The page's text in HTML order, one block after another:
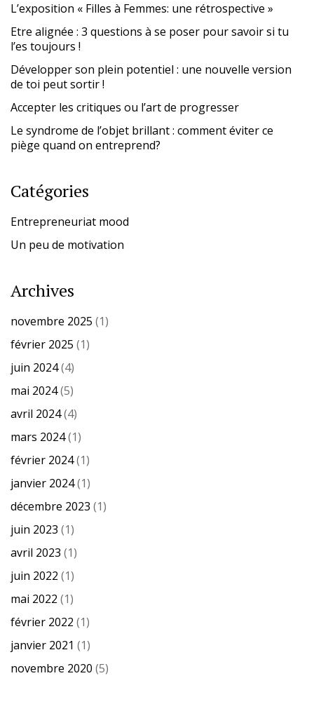
L’exposition « Filles à Femmes: une rétrospective »
Etre alignée : 3 questions à se poser pour savoir si tu
l’es toujours !
Développer son plein potentiel : une nouvelle version
de toi peut sortir !
Accepter les critiques ou l’art de progresser
Le syndrome de l’objet brillant : comment éviter ce
piège quand on entreprend?
Catégories
Entrepreneuriat mood
Un peu de motivation
Archives
novembre 2025 (1)
février 2025 (1)
juin 2024(4)
mai 2024(5)
avril 2024(4)
mars 2024(1)
février 2024(1)
janvier 2024(1)
décembre 2023 (1)
juin 2023 (1)
avril 2023 (1)
juin 2022 (1)
mai 2022 (1)
février 2022 (1)
janvier 2021 (1)
novembre 2020 (5)